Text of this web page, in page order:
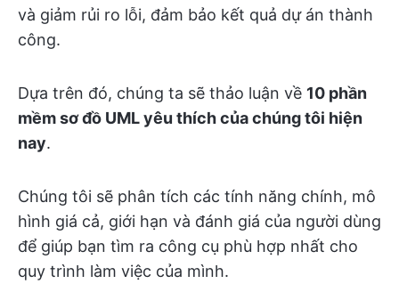
và giảm rủi ro lỗi, đảm bảo kết quả dự án thành
công.
Dựa trên đó, chúng ta sẽ thảo luận về 10 phần
mềm sơ đồ UML yêu thích của chúng tôi hiện
nay.
Chúng tôi sẽ phân tích các tính năng chính, mô
hình giá cả, giới hạn và đánh giá của người dùng
để giúp bạn tìm ra công cụ phù hợp nhất cho
quy trình làm việc của mình.